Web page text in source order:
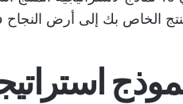
الخاص بك إلى أرض النجاح في